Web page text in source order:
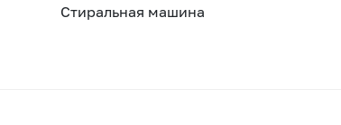
Стиральная машина